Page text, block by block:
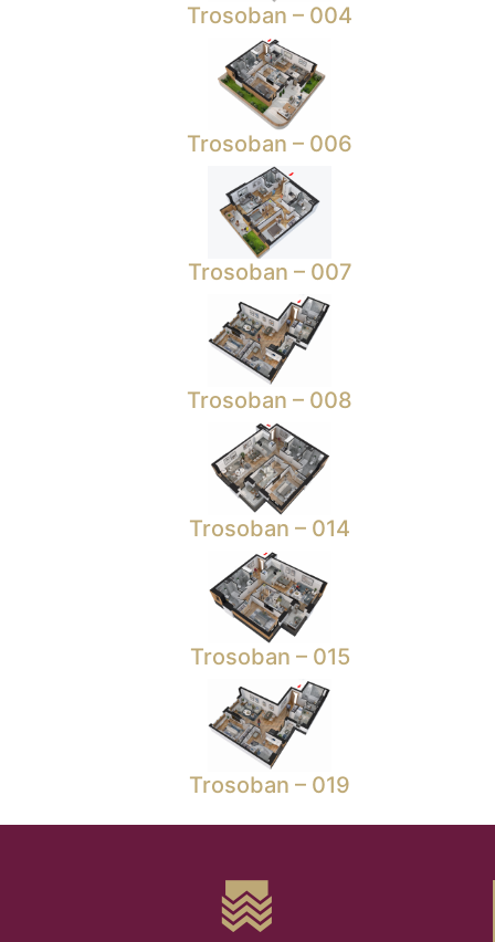
Trosoban – 004
Trosoban – 006
Trosoban – 007
Trosoban – 008
Trosoban – 014
Trosoban – 015
Trosoban – 019